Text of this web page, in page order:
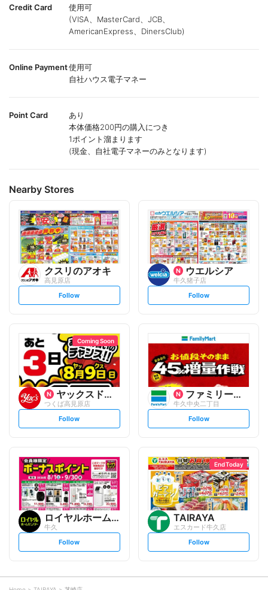
Credit Card
使用可
(VISA、MasterCard、JCB、
AmericanExpress、DinersClub)
Online Payment使用可
自社ハウス電子マネー
Point Card
あり
本体価格200円の購入につき
1ポイント溜まります
(現金、自社電子マネーのみとなります)
Nearby Stores
クスリのアオキ
高見原店
s
t
l
o
w
Follow
ウエルシア
牛久猪子店
s
t
o
Follow
Coming Soon
ヤックスドラッグ
つくば高見原店
s
t
l
o
w
Follow
ファミリーマート
牛久中央二丁目
s
t
l
o
w
Follow
ロイヤルホームセンター
牛久
s
t
o
Follow
End Today
TAIRAYA
エスカード牛久店
s
t
Follow